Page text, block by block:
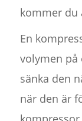
kommer du
En
volymen på
sänka den
när den är